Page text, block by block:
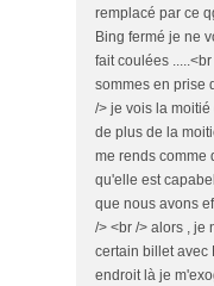
remplacé par ce
Bing fermé je ne
fait coulées
sommes en prise
/> je vois la
de plus de la
me rends comme
qu'elle est
que nous avons
/> <br /> alors , je
certain billet avec
endroit là je